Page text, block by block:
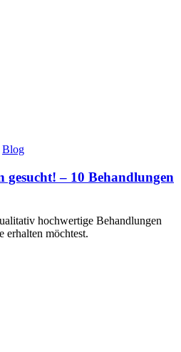
Blog
gesucht! – 10 Behandlungen
hochwertige Behandlungen
erhalten möchtest.